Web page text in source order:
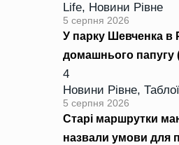
Life, Новини Рівне
5 серпня 2026
У парку Шевченка в
домашнього папугу
4
Новини Рівне,
5 серпня 2026
Старі маршрутки
назвали умови для